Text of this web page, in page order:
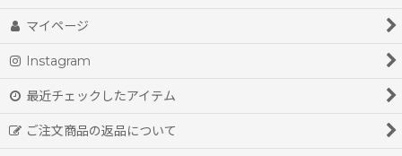
マイページ
Instagram
最近チェックしたアイテム
ご注文商品の返品について